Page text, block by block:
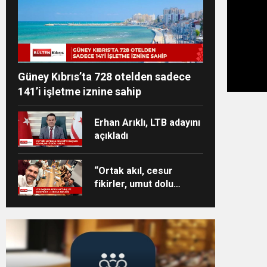
Güney Kıbrıs’ta 728 otelden sadece
141’i işletme iznine sahip
Erhan Arıklı, LTB adayını
açıkladı
“Ortak akıl, cesur
fikirler, umut dolu
dolu bir ekip”